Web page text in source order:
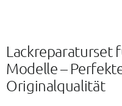
Lackreparaturset
Modelle –
Originalqualität